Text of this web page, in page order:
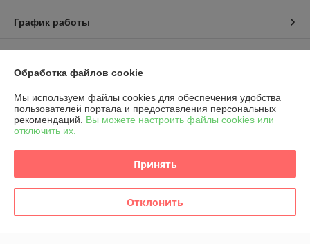
График работы
Сайт создан на платформе Deal.by
Обработка файлов cookie
Мы используем файлы cookies для обеспечения удобства
пользователей портала и предоставления персональных
рекомендаций. Вы можете настроить файлы cookies или
отключить их.
Принять
Отклонить